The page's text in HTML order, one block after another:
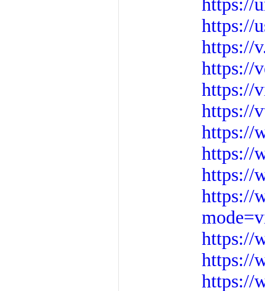
https://
https://
https://
https://
https://
https://
https://
https://
https://
https://
https://
https://
https://